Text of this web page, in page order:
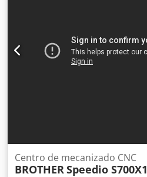
Centro de mecanizado CNC
BROTHERSpeedio S700X1